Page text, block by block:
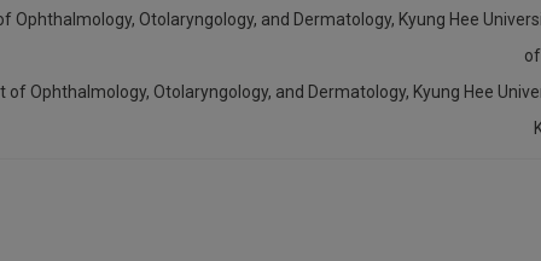
Ophthalmology, Otolaryngology, and Dermatology, Kyung Hee
Ophthalmology, Otolaryngology, and Dermatology, Kyung Hee